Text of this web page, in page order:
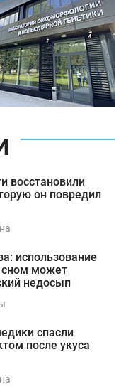
восстановили
он повредил
использование
может
недосып
спасли
после укуса